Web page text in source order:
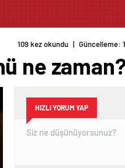
ne
HIZLI YORUM YAP